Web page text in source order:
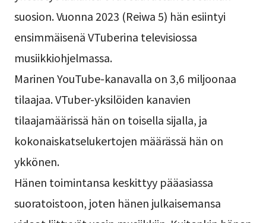
suosion. Vuonna 2023 (Reiwa 5) hän esiintyi
ensimmäisenä VTuberina televisiossa
musiikkiohjelmassa.
Marinen YouTube-kanavalla on 3,6 miljoonaa
tilaajaa. VTuber-yksilöiden kanavien
tilaajamäärissä hän on toisella sijalla, ja
kokonaiskatselukertojen määrässä hän on
ykkönen.
Hänen toimintansa keskittyy pääasiassa
suoratoistoon, joten hänen julkaisemansa